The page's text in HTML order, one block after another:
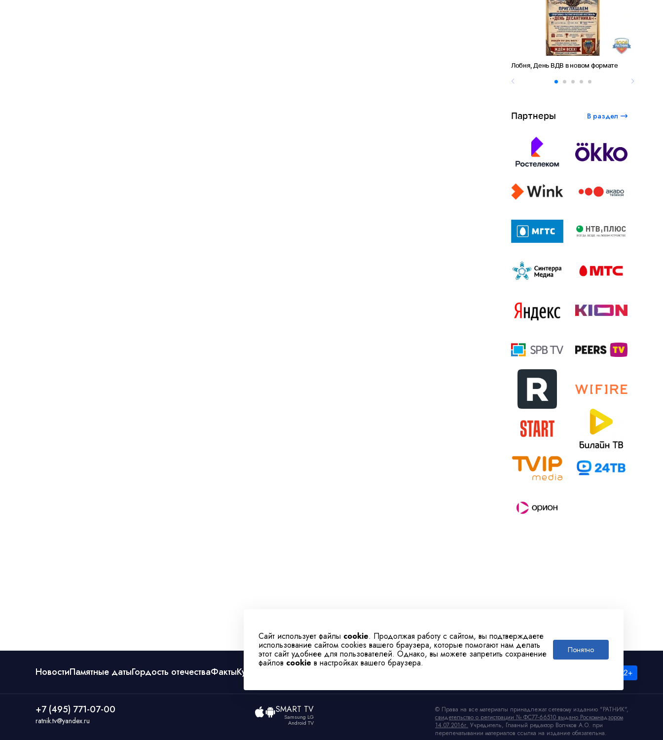
Сайт использует файлы cookie. Продолжая работу с сайтом, вы подтверждаете
использование сайтом cookies вашего браузера, которые помогают нам делать
этот сайт удобнее для пользователей. Однако, вы можете запретить сохранение
файлов cookie в настройках вашего браузера.
Понятно
Лобня, День ВДВ в новом формате
Партнеры В раздел
НовостиПамятные датыГордость отечестваФактыКультура Телеканал
+7 (495) 771-07-00
ratnik.tv@yandex.ru
SMART TV
Samsung LG
Android TV
© Права на все материалы принадлежат сетевому изданию "РАТНИК",
свидетельство о регистрации № ФС77-66510 выдано Роскомнадзором
14.07.2016г. Учредитель, Главный редактор Волчков А.О. при
перепечатывании материалов ссылка на издание обязательна.